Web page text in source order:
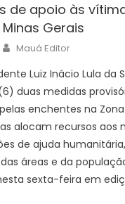
de apoio às
Gerais
Author
Mauá Editor
Luiz Inácio Lula da
duas medidas
enchentes na
alocam recursos aos
de ajuda
áreas e da
sexta-feira em